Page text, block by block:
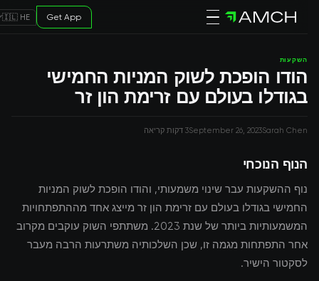
🇮🇱 HE Get App
השקעות
הודו הופכת לשוק המניות החמישי
בגודלו בעולם עם זרימת הון זר
Sarah Chen
September 26, 20233 דקות קריאה
הנוף הנוכחי
נוף ההשקעות עבר שינוי משמעותי, והודו הופכת לשוק המניות
החמישי בגודלו בעולם עם זרימת הון זר מייצג אחד מההתפתחויות
המשמעותיות ביותר של שנת 2023. משתתפי השוק עוקבים מקרוב
אחר התפתחות מגמה זו, שכן השלכותיה משתרעות הרבה מעבר
לסקטור הישיר.